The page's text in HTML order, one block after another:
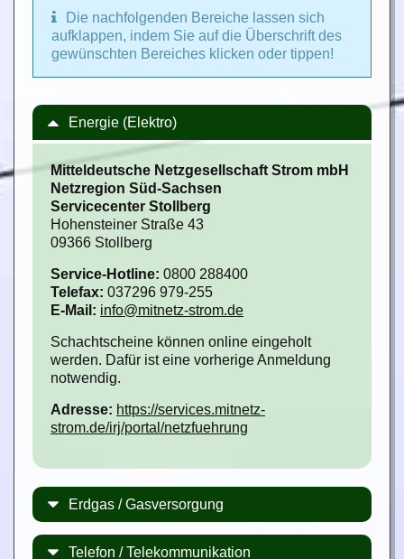
Die nachfolgenden Bereiche lassen sich
aufklappen, indem Sie auf die Überschrift des
gewünschten Bereiches klicken oder tippen!
Energie (Elektro)
Mitteldeutsche Netzgesellschaft Strom mbH
Netzregion Süd-Sachsen
Servicecenter Stollberg
Hohensteiner Straße 43
09366 Stollberg
Service-Hotline: 0800 288400
Telefax: 037296 979-255
E-Mail: info@mitnetz-strom.de
Schachtscheine können online eingeholt
werden. Dafür ist eine vorherige Anmeldung
notwendig.
Adresse: https://services.mitnetz-
strom.de/irj/portal/netzfuehrung
Erdgas / Gasversorgung
Telefon / Telekommunikation